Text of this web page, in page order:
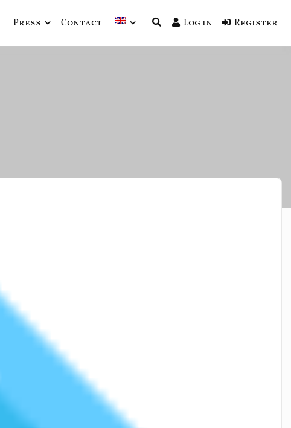
Press Contact Log in Register